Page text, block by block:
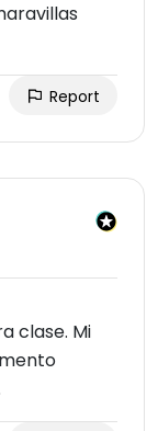
Report
clase. Mi